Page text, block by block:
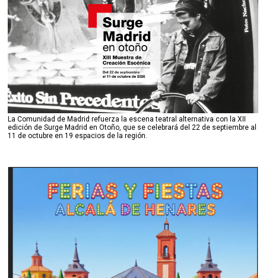
La Comunidad de Madrid refuerza la escena teatral alternativa con la XII
edición de Surge Madrid en Otoño, que se celebrará del 22 de septiembre al
11 de octubre en 19 espacios de la región.